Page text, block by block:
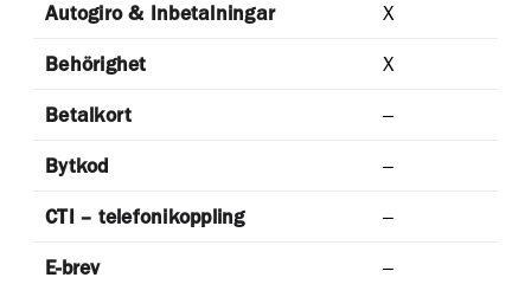
Autogiro & Inbetalningar X
Behörighet X
Betalkort –
Bytkod –
CTI – telefonikoppling –
E-brev –